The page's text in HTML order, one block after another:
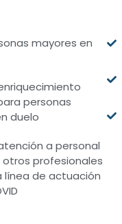
mayores en
personas
duelo
a personal
profesionales
línea de actuación